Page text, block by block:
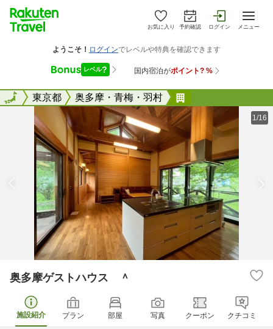
お気に入り 予約確認 ログイン メニュー
全国東京都 奥多摩・青梅・羽村
全国
1/16
奥多摩ゲストハウス ＾
施設紹介 プラン 部屋 写真 クーポン クチコミ